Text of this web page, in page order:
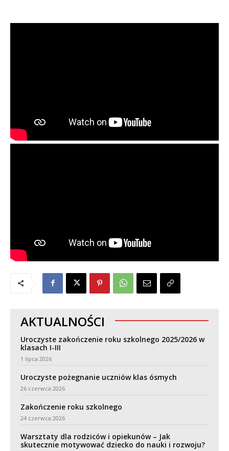
AKTUALNOŚCI
Uroczyste zakończenie roku szkolnego 2025/2026 w
klasach I-III
1 lipca 2026
Uroczyste pożegnanie uczniów klas ósmych
26 czerwca 2026
Zakończenie roku szkolnego
24 czerwca 2026
Warsztaty dla rodziców i opiekunów – Jak
skutecznie motywować dziecko do nauki i rozwoju?